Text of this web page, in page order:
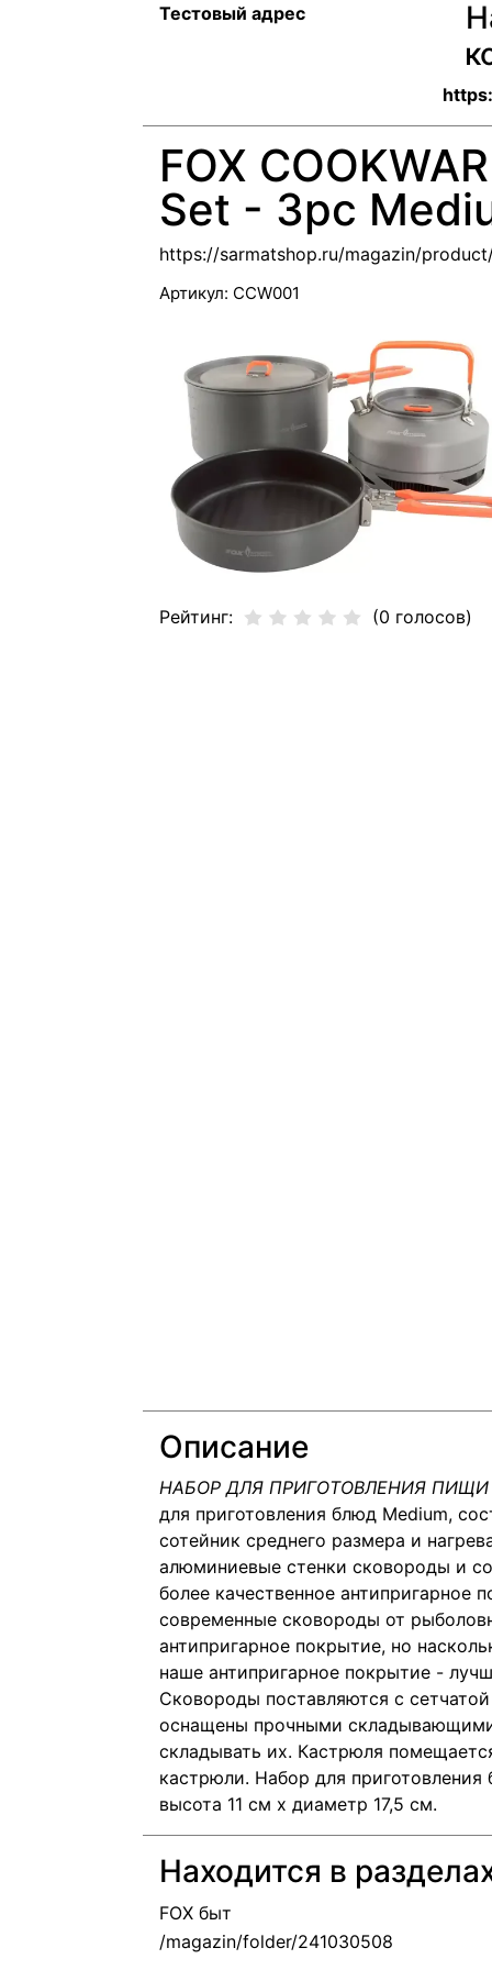
Тестовый адрес
FOX
Set - 3pc
https://sarmatshop.ru/magazin/
Артикул: CCW001
Рейтинг: (0 голосов)
Описание
НАБОР ДЛЯ ПРИГОТОВЛЕНИЯ ПИЩИ
для приготовления блюд Medium,
сотейник среднего размера и
алюминиевые стенки сковороды и
более качественное антипригарное
современные сковороды от
антипригарное покрытие, но
наше антипригарное покрытие -
Сковороды поставляются с
оснащены прочными
складывать их. Кастрюля
кастрюли. Набор для
высота 11 см х диаметр 17,5 см.
Находится в
FOX быт